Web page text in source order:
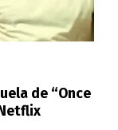
de “Once